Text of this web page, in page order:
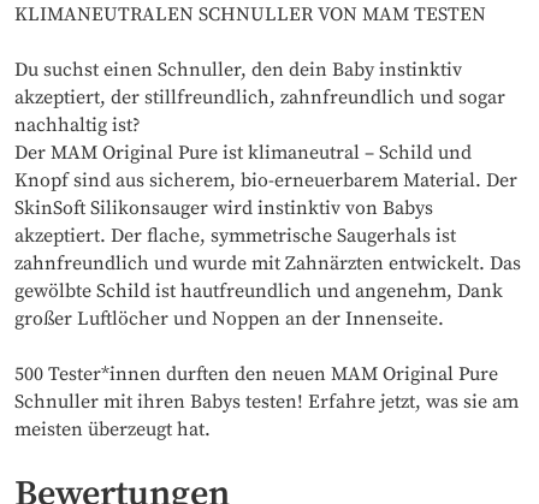
KLIMANEUTRALEN SCHNULLER VON MAM TESTEN
Du suchst einen Schnuller, den dein Baby instinktiv
akzeptiert, der stillfreundlich, zahnfreundlich und sogar
nachhaltig ist?
Der MAM Original Pure ist klimaneutral – Schild und
Knopf sind aus sicherem, bio-erneuerbarem Material. Der
SkinSoft Silikonsauger wird instinktiv von Babys
akzeptiert. Der flache, symmetrische Saugerhals ist
zahnfreundlich und wurde mit Zahnärzten entwickelt. Das
gewölbte Schild ist hautfreundlich und angenehm, Dank
großer Luftlöcher und Noppen an der Innenseite.
500 Tester*innen durften den neuen MAM Original Pure
Schnuller mit ihren Babys testen! Erfahre jetzt, was sie am
meisten überzeugt hat.
Bewertungen